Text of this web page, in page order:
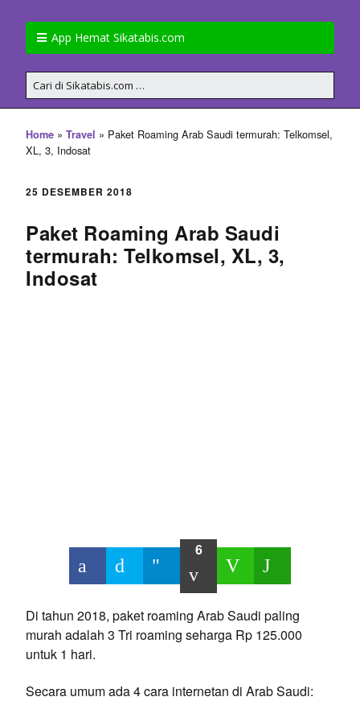
App Hemat Sikatabis.com
Home » Travel » Paket Roaming Arab Saudi termurah: Telkomsel,
XL, 3, Indosat
25 DESEMBER 2018
Paket Roaming Arab Saudi
termurah: Telkomsel, XL, 3,
Indosat
6
Di tahun 2018, paket roaming Arab Saudi paling
murah adalah 3 Tri roaming seharga Rp 125.000
untuk 1 hari.
Secara umum ada 4 cara internetan di Arab Saudi: